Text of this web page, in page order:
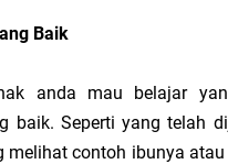
Baik
anda mau belajar
baik. Seperti yang telah
melihat contoh ibunya